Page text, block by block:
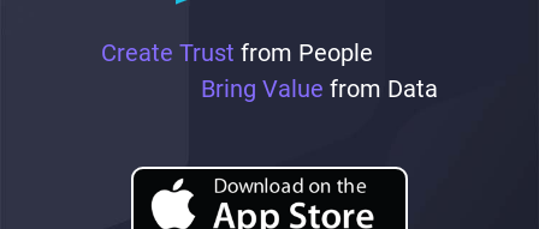
Create Trust from People
Bring Value from Data